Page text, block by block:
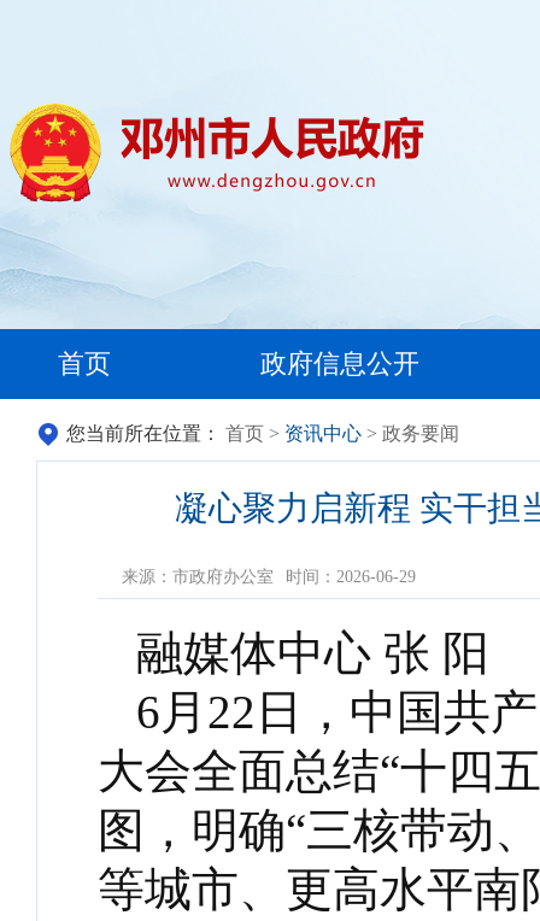
首页 政府信息公开
您当前所在位置： 首页 > 资讯中心 > 政务要闻
凝心聚力启新程 实干
来源：市政府办公室 时间：2026-06-29
融媒体中心 张 阳
6月22日，中国共
大会全面总结“十四
图，明确“三核带动
等城市、更高水平